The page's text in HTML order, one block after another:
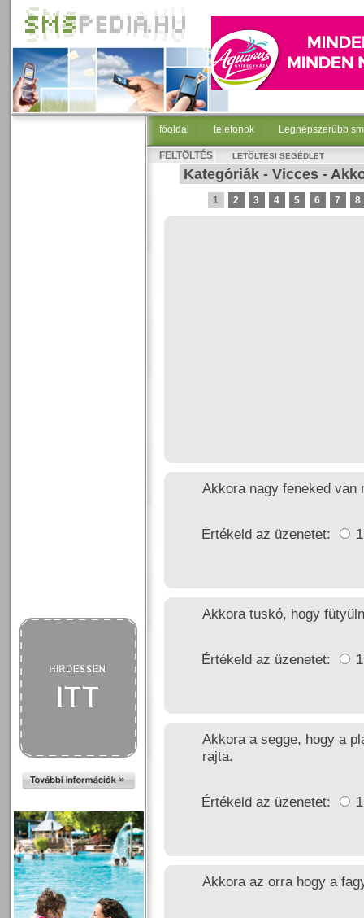
főoldal telefonok Legnépszerűbb
FELTÖLTÉS LETÖLTÉSI SEGÉDLET
Kategóriák - Vicces -
1 2 3 4 5 6 7 8
Akkora nagy feneked van
Értékeld az üzenetet:
Akkora tuskó, hogy
Értékeld az üzenetet:
Akkora a segge, hogy a
rajta.
Értékeld az üzenetet:
Akkora az orra hogy a